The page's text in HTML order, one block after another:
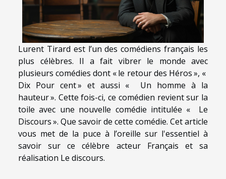
Lurent Tirard est l’un des comédiens français les
plus célèbres. Il a fait vibrer le monde avec
plusieurs comédies dont « le retour des Héros », «
Dix Pour cent » et aussi « Un homme à la
hauteur ». Cette fois-ci, ce comédien revient sur la
toile avec une nouvelle comédie intitulée « Le
Discours ». Que savoir de cette comédie. Cet article
vous met de la puce à l’oreille sur l'essentiel à
savoir sur ce célèbre acteur Français et sa
réalisation Le discours.